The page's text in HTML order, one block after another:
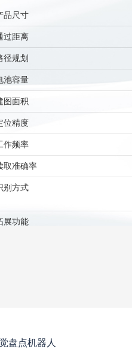
品尺寸
过距离
径规划
池容量
图面积
位精度
作频率
取准确率
别方式
展功能
盘点机器人